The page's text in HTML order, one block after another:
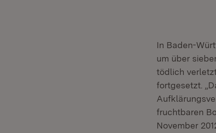
In Baden-
um über
tödlich
fortgesetzt.
fruchtbaren
November